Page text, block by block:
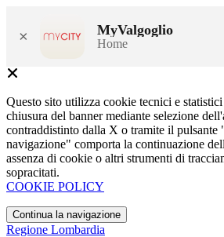
× MyValgoglio
Home
Questo sito utilizza cookie tecnici e
chiusura del banner mediante selezione
contraddistinto dalla X o tramite il pulsante
navigazione" comporta la continuazione
assenza di cookie o altri strumenti di
sopracitati.
COOKIE POLICY
Continua la navigazione
Regione Lombardia